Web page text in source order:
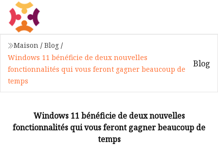
Maison / Blog /
Windows 11 bénéficie de deux nouvelles
fonctionnalités qui vous feront gagner beaucoup de
temps
Blog
Windows 11 bénéficie de deux nouvelles
fonctionnalités qui vous feront gagner beaucoup de
temps